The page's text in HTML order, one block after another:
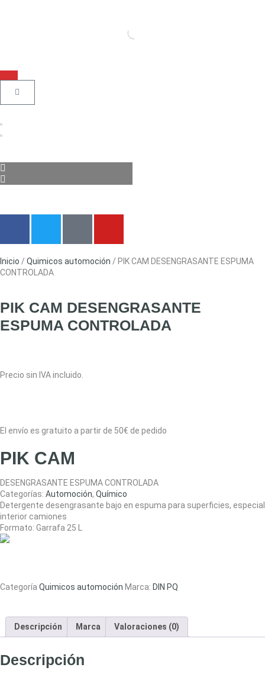
Inicio / Quimicos automoción / PIK CAM DESENGRASANTE ESPUMA
CONTROLADA
PIK CAM DESENGRASANTE
ESPUMA CONTROLADA
Precio sin IVA incluido.
El envío es gratuito a partir de 50€ de pedido
PIK CAM
DESENGRASANTE ESPUMA CONTROLADA
Categorías: Automoción, Químico
Detergente desengrasante bajo en espuma para superficies, especial
interior camiones
Formato: Garrafa 25 L
Categoría Quimicos automoción Marca: DIN PQ
Descripción Marca Valoraciones (0)
Descripción